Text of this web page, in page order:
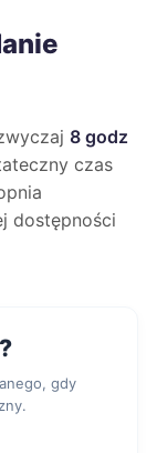
8 godz
czas
dostępności
gdy